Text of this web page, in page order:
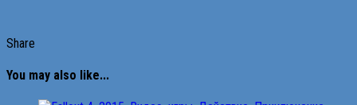
Share
You may also like...